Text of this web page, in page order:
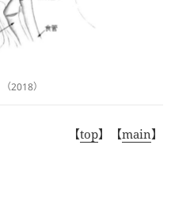
（2018）
【top】【main】